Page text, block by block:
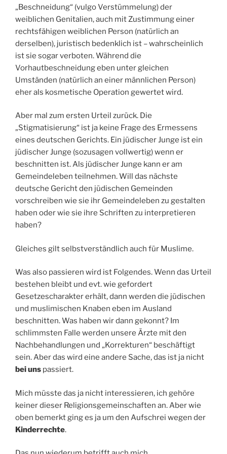
„Beschneidung“ (vulgo Verstümmelung) der
weiblichen Genitalien, auch mit Zustimmung einer
rechtsfähigen weiblichen Person (natürlich an
derselben), juristisch bedenklich ist – wahrscheinlich
ist sie sogar verboten. Während die
Vorhautbeschneidung eben unter gleichen
Umständen (natürlich an einer männlichen Person)
eher als kosmetische Operation gewertet wird.
Aber mal zum ersten Urteil zurück. Die
„Stigmatisierung“ ist ja keine Frage des Ermessens
eines deutschen Gerichts. Ein jüdischer Junge ist ein
jüdischer Junge (sozusagen vollwertig) wenn er
beschnitten ist. Als jüdischer Junge kann er am
Gemeindeleben teilnehmen. Will das nächste
deutsche Gericht den jüdischen Gemeinden
vorschreiben wie sie ihr Gemeindeleben zu gestalten
haben oder wie sie ihre Schriften zu interpretieren
haben?
Gleiches gilt selbstverständlich auch für Muslime.
Was also passieren wird ist Folgendes. Wenn das Urteil
bestehen bleibt und evt. wie gefordert
Gesetzescharakter erhält, dann werden die jüdischen
und muslimischen Knaben eben im Ausland
beschnitten. Was haben wir dann gekonnt? Im
schlimmsten Falle werden unsere Ärzte mit den
Nachbehandlungen und „Korrekturen“ beschäftigt
sein. Aber das wird eine andere Sache, das ist ja nicht
bei uns passiert.
Mich müsste das ja nicht interessieren, ich gehöre
keiner dieser Religionsgemeinschaften an. Aber wie
oben bemerkt ging es ja um den Aufschrei wegen der
Kinderrechte.